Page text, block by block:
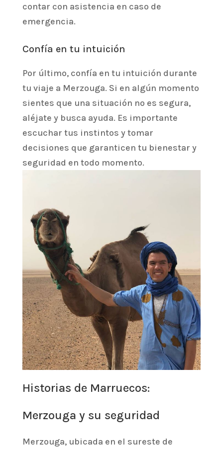
contar con asistencia en caso de
emergencia.
Confía en tu intuición
Por último, confía en tu intuición durante
tu viaje a Merzouga. Si en algún momento
sientes que una situación no es segura,
aléjate y busca ayuda. Es importante
escuchar tus instintos y tomar
decisiones que garanticen tu bienestar y
seguridad en todo momento.
Historias de Marruecos:
Merzouga y su seguridad
Merzouga, ubicada en el sureste de